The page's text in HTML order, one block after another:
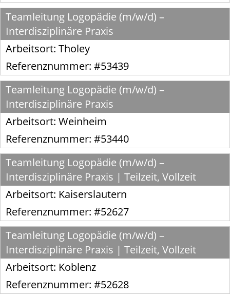
Teamleitung Logopädie (m/w/d) –
Interdisziplinäre Praxis
Arbeitsort: Tholey
Referenznummer: #53439
Teamleitung Logopädie (m/w/d) –
Interdisziplinäre Praxis
Arbeitsort: Weinheim
Referenznummer: #53440
Teamleitung Logopädie (m/w/d) –
Interdisziplinäre Praxis | Teilzeit, Vollzeit
Arbeitsort: Kaiserslautern
Referenznummer: #52627
Teamleitung Logopädie (m/w/d) –
Interdisziplinäre Praxis | Teilzeit, Vollzeit
Arbeitsort: Koblenz
Referenznummer: #52628